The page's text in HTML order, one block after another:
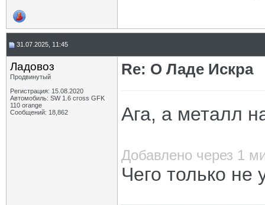
31.07.2025, 11:45
Ладовоз
Продвинутый
Регистрация: 15.08.2020
Автомобиль: SW 1.6 cross GFK
110 orange
Сообщений: 18,862
Re: О Ладе Искра
Ага, а металл
Добавлено через 1
Чего только